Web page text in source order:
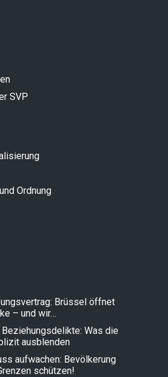
SVP
Ordnung
Brüssel öffnet
– und wir…
Beziehungsdelikte: Was die
ausblenden
aufwachen: Bevölkerung
schützen!